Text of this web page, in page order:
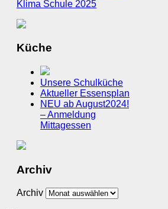
Küche
Unsere Schulküche
Aktueller Essensplan
NEU ab August2024!
– Anmeldung
Mittagessen
Archiv
Archiv